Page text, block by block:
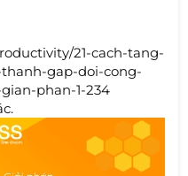
21-cach-tang-
gap-doi-cong-
phan-1-234